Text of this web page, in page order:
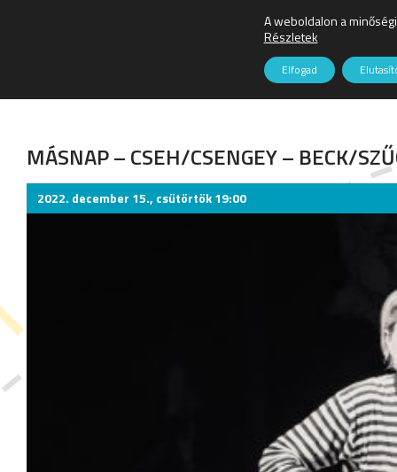
MÁSNAP – CSEH/CSENGEY – BECK/
2022. december 15., csütörtök 19:00
A weboldalon a
Részletek
Elfogad